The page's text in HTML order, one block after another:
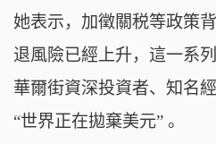
她表示，加徵關税等政策
退風險已經上升，這一系列
華爾街資深投資者、知名
“世界正在拋棄美元” 。